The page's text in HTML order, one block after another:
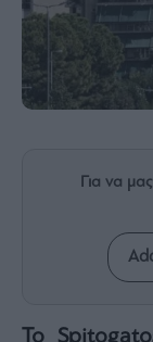
Επι-
Today
ΆρθραΓια να